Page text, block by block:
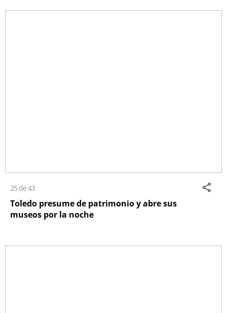
25 de 43
Toledo presume de patrimonio y abre sus
museos por la noche